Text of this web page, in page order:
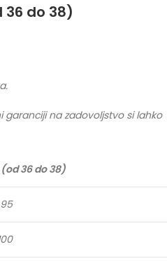
36 do 38)
garanciji na zadovoljstvo si lahko
(od 36 do 38)